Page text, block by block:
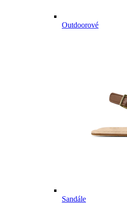
Outdoorové
Sandále